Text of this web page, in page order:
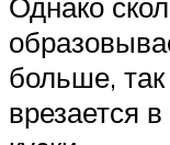
больше,
врезается